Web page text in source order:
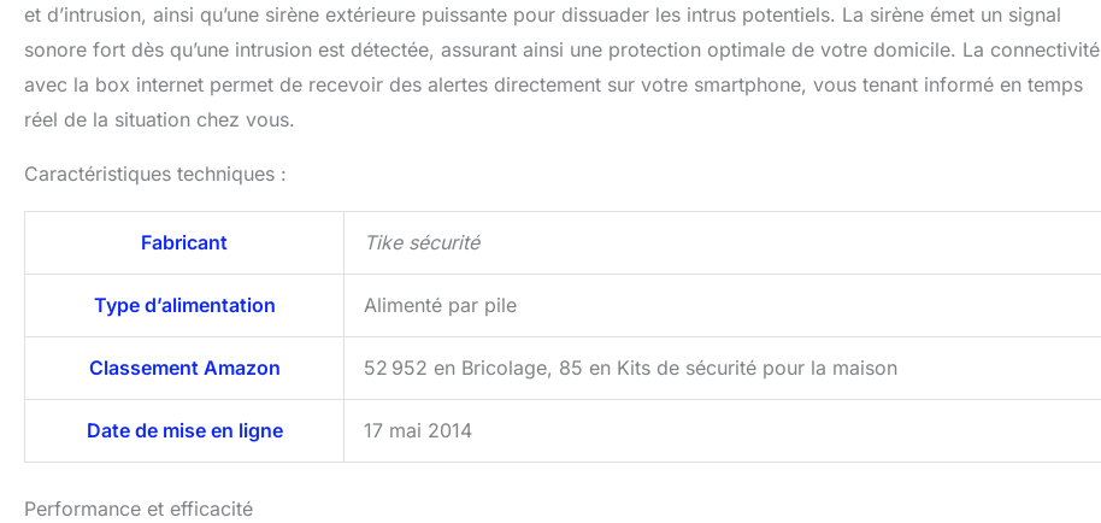
et d’intrusion, ainsi qu’une sirène extérieure puissante pour dissuader les intrus potentiels. La sirène émet un signal
sonore fort dès qu’une intrusion est détectée, assurant ainsi une protection optimale de votre domicile. La connectivité
avec la box internet permet de recevoir des alertes directement sur votre smartphone, vous tenant informé en temps
réel de la situation chez vous.
Caractéristiques techniques :
Fabricant Tike sécurité
Type d’alimentation Alimenté par pile
Classement Amazon 52 952 en Bricolage, 85 en Kits de sécurité pour la maison
Date de mise en ligne 17 mai 2014
Performance et efficacité